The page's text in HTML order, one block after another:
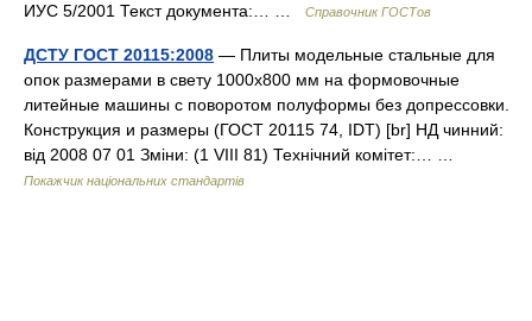
ИУС 5/2001 Текст документа:… …
Справочник ГОСТов
ДСТУ ГОСТ 20115:2008 — Плиты модельные стальные для
опок размерами в свету 1000х800 мм на формовочные
литейные машины с поворотом полуформы без допрессовки.
Конструкция и размеры (ГОСТ 20115 74, IDT) [br] НД чинний:
від 2008 07 01 Зміни: (1 VIII 81) Технічний комітет:… …
Покажчик національних стандартів